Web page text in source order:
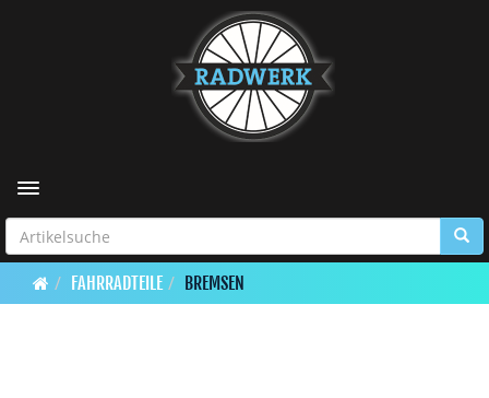
Toggle navigation
FAHRRADTEILE BREMSEN